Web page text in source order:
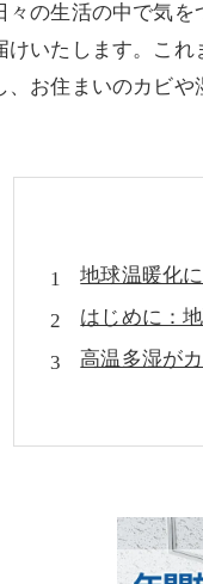
の生活の中で気
いたします。こ
、お住まいのカビ
地球温暖化
はじめに：
高温多湿が
具体的なカ
カビが健康
効果的な湿
MIST工法®